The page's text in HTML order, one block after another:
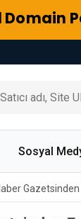
Domain
Sosyal